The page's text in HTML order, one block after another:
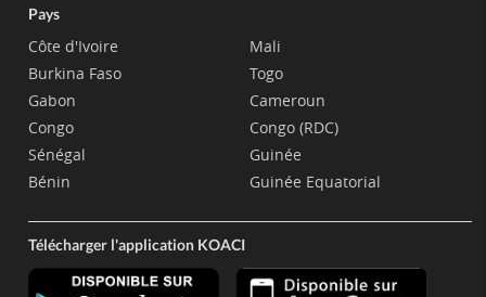
Pays
Côte d'Ivoire
Burkina Faso
Gabon
Congo
Sénégal
Bénin
Mali
Togo
Cameroun
Congo (RDC)
Guinée
Guinée Equatorial
Télécharger l'application KOACI